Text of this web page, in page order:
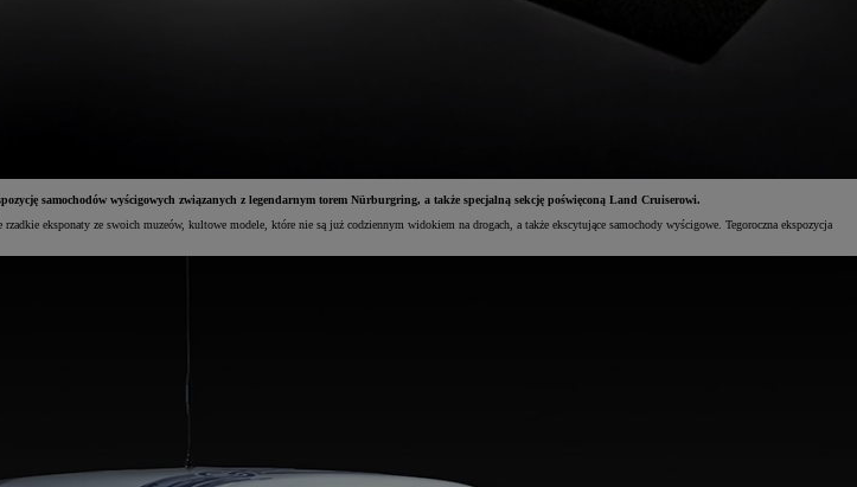
samochodów wyścigowych związanych z legendarnym torem Nürburgring, a także specjalną sekcję poświęconą Land Cruiserowi.
eksponaty ze swoich muzeów, kultowe modele, które nie są już codziennym widokiem na drogach, a także ekscytujące samochody wyścigowe. Tegoroczna ekspozycja